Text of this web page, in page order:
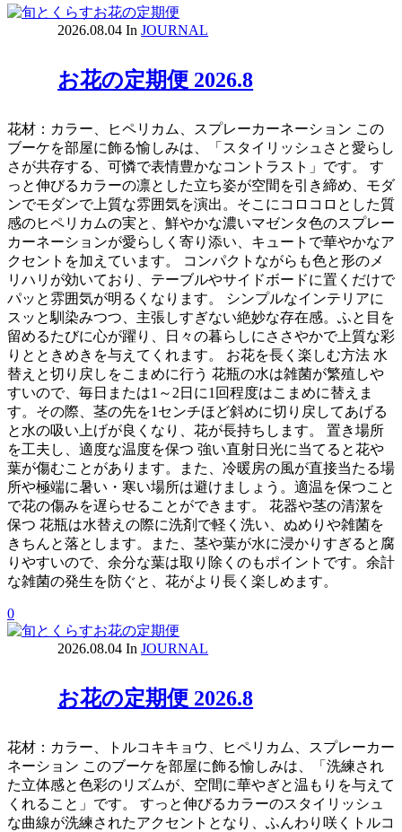
2026.08.04 In JOURNAL
お花の定期便 2026.8
花材：カラー、ヒペリカム、スプレーカーネーション この
ブーケを部屋に飾る愉しみは、「スタイリッシュさと愛らし
さが共存する、可憐で表情豊かなコントラスト」です。 す
っと伸びるカラーの凛とした立ち姿が空間を引き締め、モダ
ンでモダンで上質な雰囲気を演出。そこにコロコロとした質
感のヒペリカムの実と、鮮やかな濃いマゼンタ色のスプレー
カーネーションが愛らしく寄り添い、キュートで華やかなア
クセントを加えています。 コンパクトながらも色と形のメ
リハリが効いており、テーブルやサイドボードに置くだけで
パッと雰囲気が明るくなります。 シンプルなインテリアに
スッと馴染みつつ、主張しすぎない絶妙な存在感。ふと目を
留めるたびに心が躍り、日々の暮らしにささやかで上質な彩
りとときめきを与えてくれます。 お花を長く楽しむ方法 水
替えと切り戻しをこまめに行う 花瓶の水は雑菌が繁殖しや
すいので、毎日または1～2日に1回程度はこまめに替えま
す。その際、茎の先を1センチほど斜めに切り戻してあげる
と水の吸い上げが良くなり、花が長持ちします。 置き場所
を工夫し、適度な温度を保つ 強い直射日光に当てると花や
葉が傷むことがあります。また、冷暖房の風が直接当たる場
所や極端に暑い・寒い場所は避けましょう。適温を保つこと
で花の傷みを遅らせることができます。 花器や茎の清潔を
保つ 花瓶は水替えの際に洗剤で軽く洗い、ぬめりや雑菌を
きちんと落とします。また、茎や葉が水に浸かりすぎると腐
りやすいので、余分な葉は取り除くのもポイントです。余計
な雑菌の発生を防ぐと、花がより長く楽しめます。
0
2026.08.04 In JOURNAL
お花の定期便 2026.8
花材：カラー、トルコキキョウ、ヒペリカム、スプレーカー
ネーション このブーケを部屋に飾る愉しみは、「洗練され
た立体感と色彩のリズムが、空間に華やぎと温もりを与えて
くれること」です。 すっと伸びるカラーのスタイリッシュ
な曲線が洗練されたアクセントとなり、ふんわり咲くトルコ